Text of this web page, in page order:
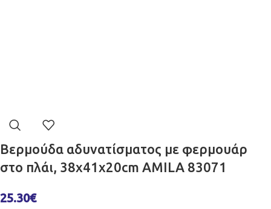
Βερμούδα αδυνατίσματος με φερμουάρ
στο πλάι, 38x41x20cm AMILA 83071
25.30€